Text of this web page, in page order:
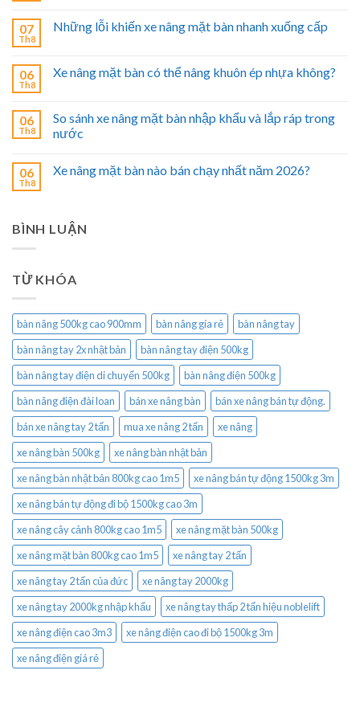
07
Th8
Những lỗi khiến xe nâng mặt bàn nhanh xuống cấp
06
Th8
Xe nâng mặt bàn có thể nâng khuôn ép nhựa không?
06
Th8
So sánh xe nâng mặt bàn nhập khẩu và lắp ráp trong
nước
06
Th8
Xe nâng mặt bàn nào bán chạy nhất năm 2026?
BÌNH LUẬN
TỪ KHÓA
bàn nâng 500kg cao 900mm bàn nâng gía rẻ
bàn nâng tay
bàn nâng tay 2x nhật bản
bàn nâng tay điện 500kg
bàn nâng tay điện di chuyển 500kg
bàn nâng điện 500kg
bàn nâng điện đài loan
bán xe nâng bàn
bán xe nâng bán tự động.
bán xe nâng tay 2 tấn
mua xe nâng 2 tấn
xe nâng
xe nâng bàn 500kg
xe nâng bàn nhật bản
xe nâng bàn nhật bản 800kg cao 1m5
xe nâng bán tự động 1500kg 3m
xe nâng bán tự động đi bộ 1500kg cao 3m
xe nâng cây cảnh 800kg cao 1m5
xe nâng mặt bàn 500kg
xe nâng mặt bàn 800kg cao 1m5
xe nâng tay 2 tấn
xe nâng tay 2 tấn của đức
xe nâng tay 2000kg
xe nâng tay 2000kg nhập khẩu
xe nâng tay thấp 2 tấn hiệu noblelift
xe nâng điện cao 3m3
xe nâng điện cao đi bộ 1500kg 3m
xe nâng điện giá rẻ